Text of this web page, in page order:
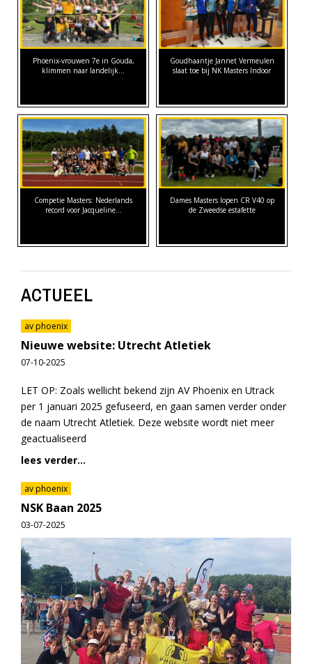
Phoenix-vrouwen 7e in Gouda,
klimmen naar landelijk…
Goudhaantje Jannet Vermeulen
slaat toe bij NK Masters Indoor
Competie Masters: Nederlands
record voor Jacqueline…
Dames Masters lopen CR V40 op
de Zweedse estafette
ACTUEEL
av phoenix
Nieuwe website: Utrecht Atletiek
07-10-2025
LET OP: Zoals wellicht bekend zijn AV Phoenix en Utrack
per 1 januari 2025 gefuseerd, en gaan samen verder onder
de naam Utrecht Atletiek. Deze website wordt niet meer
geactualiseerd
lees verder...
av phoenix
NSK Baan 2025
03-07-2025